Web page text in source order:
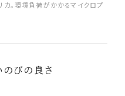
カ。環境負荷がかかるマイクロプ
びの良さ